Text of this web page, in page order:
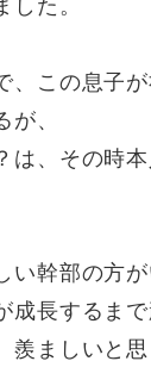
した。
、この息子
が、
は、その時本
い幹部の方が
成長するまで
羨ましいと